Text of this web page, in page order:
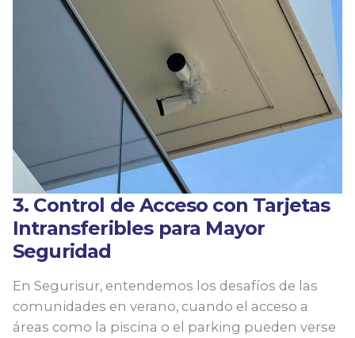
3. Control de Acceso con Tarjetas
Intransferibles para Mayor
Seguridad
En Segurisur, entendemos los desafíos de las
comunidades en vera no, cuando el acceso a
áreas como la piscina o el parking pueden verse